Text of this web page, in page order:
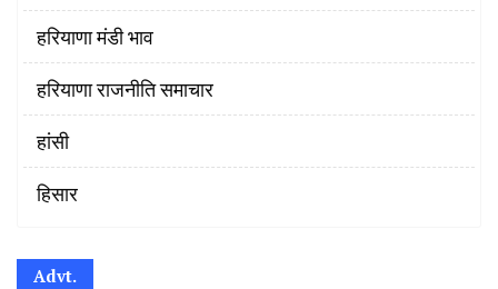
हरियाणा मंडी भाव
हरियाणा राजनीति समाचार
हांसी
हिसार
Advt.